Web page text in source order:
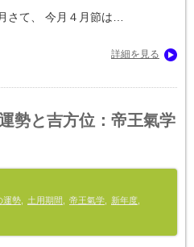
さて、 今月４月節は…
詳細を見る
勢と吉方位：帝王氣学
運勢 土用期間 帝王氣学 新年度